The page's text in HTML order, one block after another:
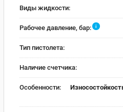
Виды жидкости:
Рабочее давление, бар: i
Тип пистолета:
Наличие счетчика:
Особенности: